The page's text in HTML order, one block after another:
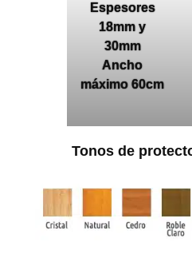
Espesores
18mm y
30mm
Ancho
máximo 60cm
Tonos de